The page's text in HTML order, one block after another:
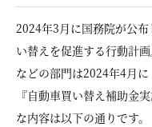
2024年3月に国務院が公
い替えを促進する行動計
などの部門は2024年4月
『自動車買い替え補助金
な内容は以下の通りです。